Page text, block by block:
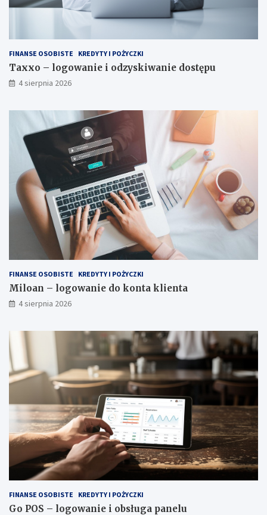
FINANSE OSOBISTE KREDYTY I POŻYCZKI
Taxxo – logowanie i odzyskiwanie dostępu
4 sierpnia 2026
FINANSE OSOBISTE KREDYTY I POŻYCZKI
Miloan – logowanie do konta klienta
4 sierpnia 2026
FINANSE OSOBISTE KREDYTY I POŻYCZKI
Go POS – logowanie i obsługa panelu